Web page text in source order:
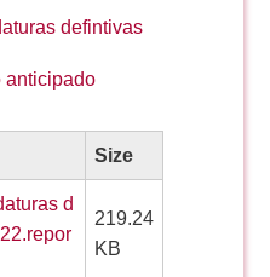
defintivas
anticipado
Size
d
219.24
KB